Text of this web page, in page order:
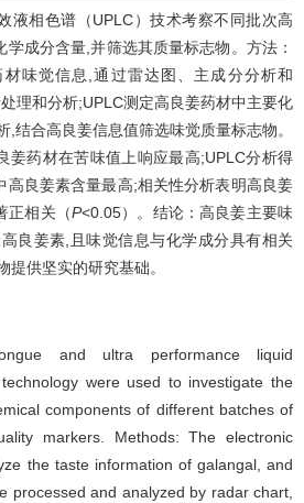
液相色谱（UPLC）技术考察不同批次高
学成分含量,并筛选其质量标志物。方法：
味觉信息,通过雷达图、主成分分析和
理和分析;UPLC测定高良姜药材中主要化
,结合高良姜信息值筛选味觉质量标志物。
姜药材在苦味值上响应最高;UPLC分析得
高良姜素含量最高;相关性分析表明高良姜
正相关（P<0.05）。结论：高良姜主要味
良姜素,且味觉信息与化学成分具有相关
供坚实的研究基础。
and ultra performance liquid
were used to investigate the
components of different batches of
markers. Methods: The electronic
the taste information of galangal, and
processed and analyzed by radar chart,